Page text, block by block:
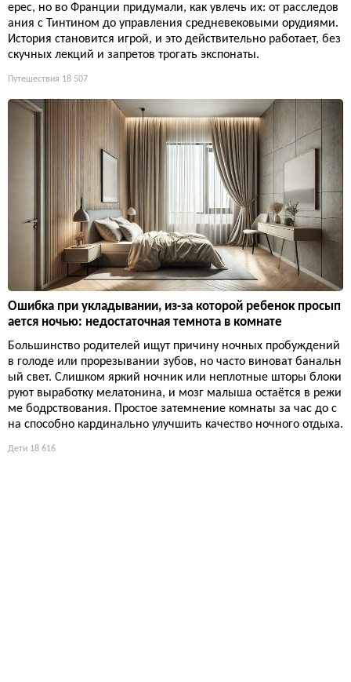
ерес, но во Франции придумали, как увлечь их: от расследов
ания с Тинтином до управления средневековыми орудиями.
История становится игрой, и это действительно работает, без
скучных лекций и запретов трогать экспонаты.
Путешествия 18 507
Ошибка при укладывании, из-за которой ребенок просып
ается ночью: недостаточная темнота в комнате
Большинство родителей ищут причину ночных пробуждений
в голоде или прорезывании зубов, но часто виноват банальн
ый свет. Слишком яркий ночник или неплотные шторы блоки
руют выработку мелатонина, и мозг малыша остаётся в режи
ме бодрствования. Простое затемнение комнаты за час до с
на способно кардинально улучшить качество ночного отдыха.
Дети 18 616